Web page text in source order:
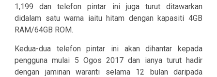
1,199 dan telefon pintar ini juga turut ditawarkan
didalam satu warna iaitu hitam dengan kapasiti 4GB
RAM/64GB ROM.
Kedua-dua telefon pintar ini akan dihantar kepada
pengguna mulai 5 Ogos 2017 dan ianya turut hadir
dengan jaminan waranti selama 12 bulan daripada